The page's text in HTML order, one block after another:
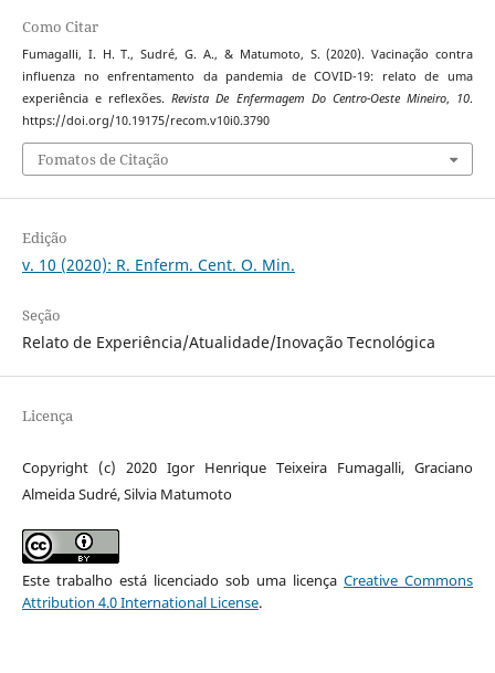
Como Citar
Fumagalli, I. H. T., Sudré, G. A., & Matumoto, S. (2020). Vacinação contra
influenza no enfrentamento da pandemia de COVID-19: relato de uma
experiência e reflexões.Revista De Enfermagem Do Centro-Oeste Mineiro, 10.
https://doi.org/10.19175/recom.v10i0.3790
Fomatos de Citação
Edição
v. 10 (2020): R. Enferm. Cent. O. Min.
Seção
Relato de Experiência/Atualidade/Inovação Tecnológica
Licença
Copyright (c) 2020 Igor Henrique Teixeira Fumagalli, Graciano
Almeida Sudré, Silvia Matumoto
Este trabalho está licenciado sob uma licençaCreative Commons
Attribution 4.0 International License.